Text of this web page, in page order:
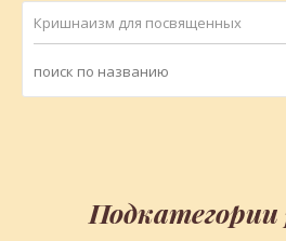
Кришнаизм для посвященных
Подкатегории